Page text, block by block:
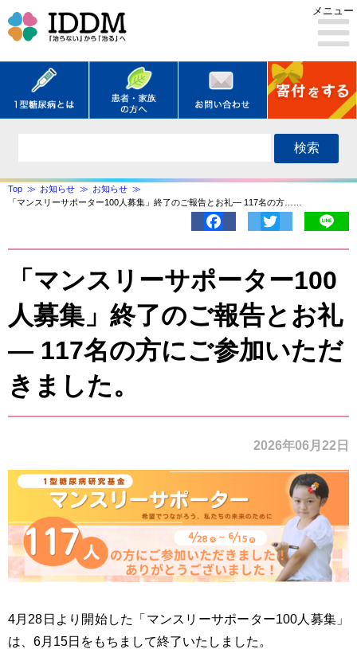
メニュー
検索
Top お知らせ
お知らせ
「マンスリーサポーター100人募集」終了のご報告とお礼― 117名の方……
Facebook
「マンスリーサポーター100
人募集」終了のご報告とお礼
― 117名の方にご参加いただ
きました。
2026年06月22日
4月28日より開始した「マンスリーサポーター100人募集」
は、6月15日をもちまして終了いたしました。